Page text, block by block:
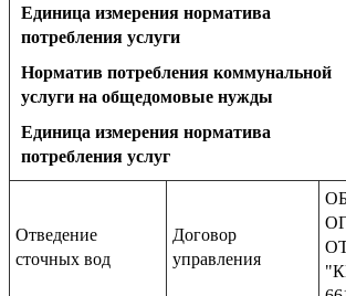
Единица измерения норматива
потребления услуги
Норматив потребления коммунальной
услуги на общедомовые нужды
Единица измерения норматива
потребления услуг
Отведение
сточных вод
Договор
управления